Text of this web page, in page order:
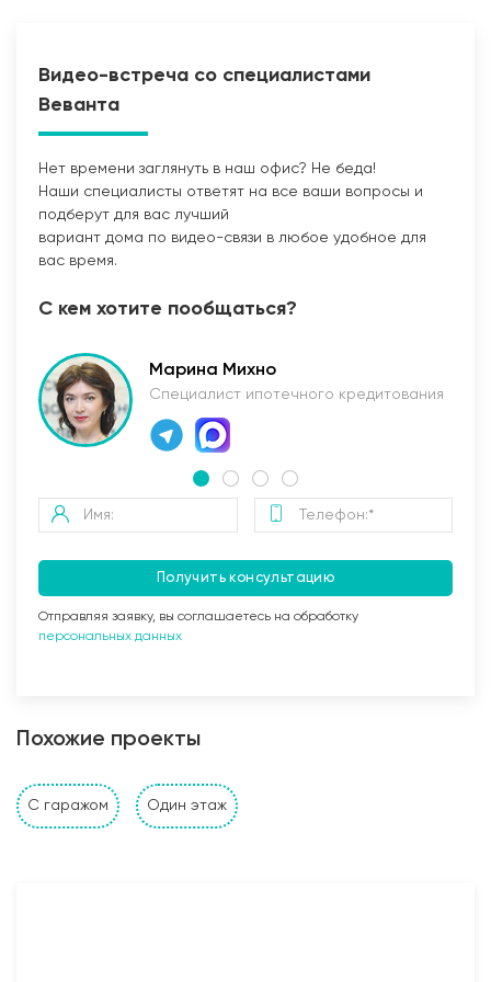
Стены и перегородки дома
1. Наружные и внутренние несущие стены выполнены
Видео-встреча со специалистами
Веванта
Нет времени заглянуть в наш офис? Не беда!
Наши специалисты ответят на все ваши вопросы и
подберут для вас лучший
вариант дома по видео-связи в любое удобное для
вас время.
С кем хотите пообщаться?
Марина Михно
Специалист ипотечного кредитования
Получить консультацию
Отправляя заявку, вы соглашаетесь на обработку
персональных данных
Похожие проекты
С гаражом Один этаж